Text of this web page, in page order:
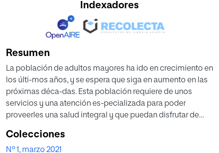
Indexadores
Resumen
La población de adultos mayores ha ido en crecimiento en
los últi-mos años, y se espera que siga en aumento en las
próximas déca-das. Esta población requiere de unos
servicios y una atención es-pecializada para poder
proveerles una salud integral y que puedan disfrutar de
presente artículo propone desarrollar un proyecto de
intervención utilizando el Coro de Campanas como
Colecciones
Nº 1, marzo 2021